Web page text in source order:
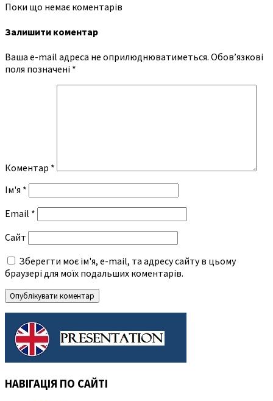
Поки що немає коментарів
Залишити коментар
Ваша e-mail адреса не оприлюднюватиметься. Обов’язкові
поля позначені *
Коментар *
Ім'я *
Email *
Сайт
Зберегти моє ім'я, e-mail, та адресу сайту в цьому
браузері для моїх подальших коментарів.
НАВІГАЦІЯ ПО САЙТІ